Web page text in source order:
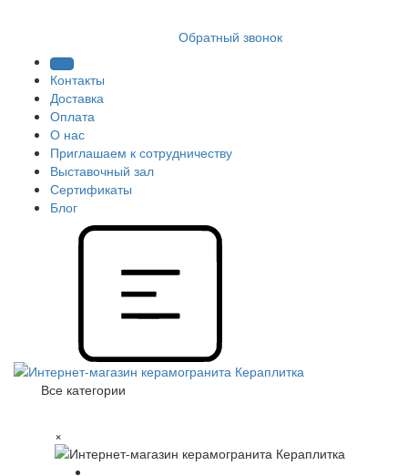
Обратный звонок
Контакты
Доставка
Оплата
О нас
Приглашаем к сотрудничеству
Выставочный зал
Сертификаты
Блог
Все категории
×